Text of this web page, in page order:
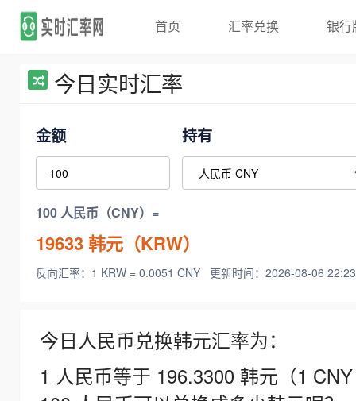
首页 汇率兑换 银行
今日实时汇率
金额 持有
100 人民币（CNY）=
19633韩元（KRW）
反向汇率：1 KRW = 0.0051 CNY 更新时间：2026-08-06
今日人民币兑换韩元汇率为：
1 人民币等于 196.3300 韩元（1